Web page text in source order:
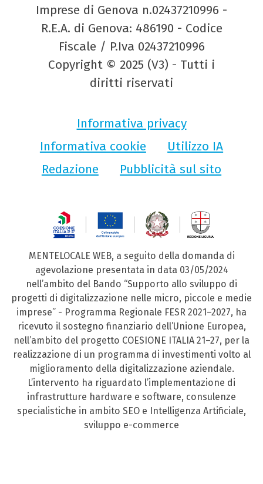
Imprese di Genova n.02437210996 -
R.E.A. di Genova: 486190 - Codice
Fiscale / P.Iva 02437210996
Copyright © 2025 (V3) - Tutti i
diritti riservati
Informativa privacy
Informativa cookie
Utilizzo IA
Redazione
Pubblicità sul sito
MENTELOCALE WEB, a seguito della domanda di
agevolazione presentata in data 03/05/2024
nell’ambito del Bando “Supporto allo sviluppo di
progetti di digitalizzazione nelle micro, piccole e medie
imprese” - Programma Regionale FESR 2021–2027, ha
ricevuto il sostegno finanziario dell’Unione Europea,
nell’ambito del progetto COESIONE ITALIA 21–27, per la
realizzazione di un programma di investimenti volto al
miglioramento della digitalizzazione aziendale.
L’intervento ha riguardato l’implementazione di
infrastrutture hardware e software, consulenze
specialistiche in ambito SEO e Intelligenza Artificiale,
sviluppo e-commerce